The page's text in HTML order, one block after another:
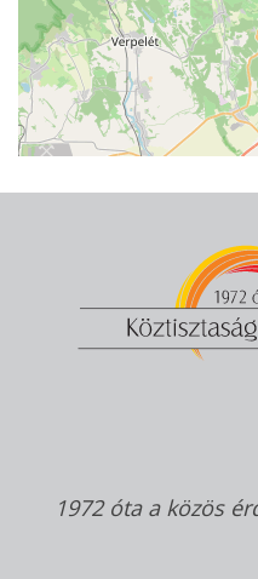
1972 óta a közös